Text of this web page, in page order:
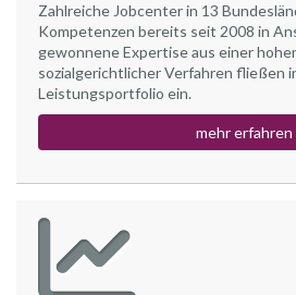
Zahlreiche Jobcenter in 13
Kompetenzen bereits seit 2008 in
gewonnene Expertise aus einer
sozialgerichtlicher Verfahren fließen
Leistungsportfolio ein.
mehr erfahren